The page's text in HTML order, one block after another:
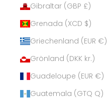
Gibraltar (GBP £)
Grenada (XCD $)
Griechenland (EUR €)
Grönland (DKK kr.)
Guadeloupe (EUR €)
Guatemala (GTQ Q)